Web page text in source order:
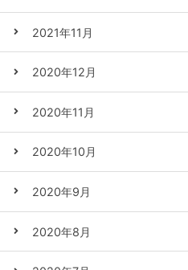
2021年11月
2020年12月
2020年11月
2020年10月
2020年9月
2020年8月